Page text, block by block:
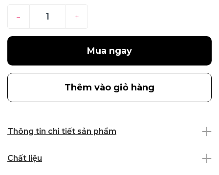
– +
Mua ngay
Thêm vào giỏ hàng
Thông tin chi tiết sản phẩm
Chất liệu